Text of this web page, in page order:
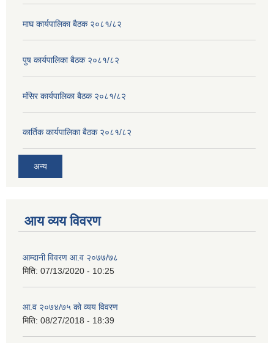
माघ कार्यपालिका बैठक २०८१/८२
पुष कार्यपालिका बैठक २०८१/८२
मंसिर कार्यपालिका बैठक २०८१/८२
कार्तिक कार्यपालिका बैठक २०८१/८२
अन्य
आय व्यय विवरण
आम्दानी विवरण आ.व २०७७/७८
मिति: 07/13/2020 - 10:25
आ.व २०७४/७५ को व्यय विवरण
मिति: 08/27/2018 - 18:39